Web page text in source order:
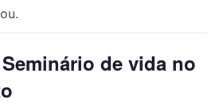
de vida no